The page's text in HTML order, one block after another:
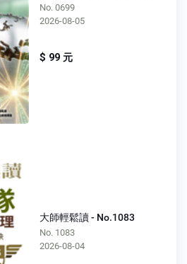
No. 0699
2026-08-05
$ 99 元
大師輕鬆讀 - No.1083
No. 1083
2026-08-04